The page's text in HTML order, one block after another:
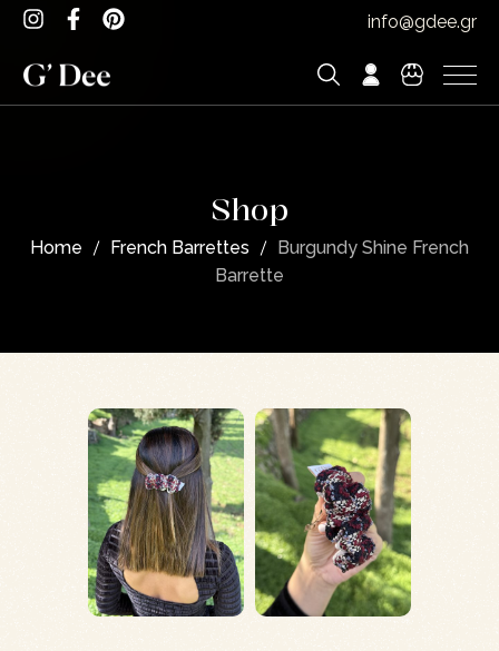
info@gdee.gr
Shop
Home French Barrettes
Burgundy Shine French
Barrette